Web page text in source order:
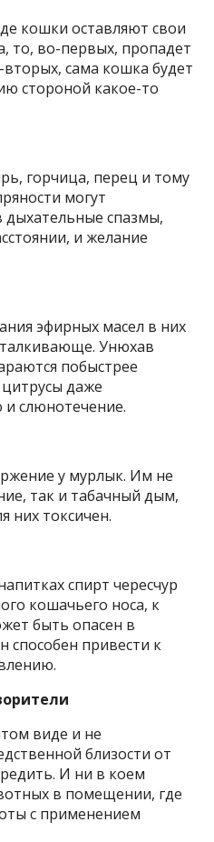
кошки оставляют свои
то, во-первых, пропадет
сама кошка будет
стороной какое-то
горчица, перец и тому
могут
спазмы,
и желание
эфирных масел в них
Унюхав
побыстрее
даже
слюнотечение.
у мурлык. Им не
так и табачный дым,
них токсичен.
спирт чересчур
кошачьего носа, к
быть опасен в
способен привести к
виде и не
близости от
И ни в коем
в помещении, где
с применением